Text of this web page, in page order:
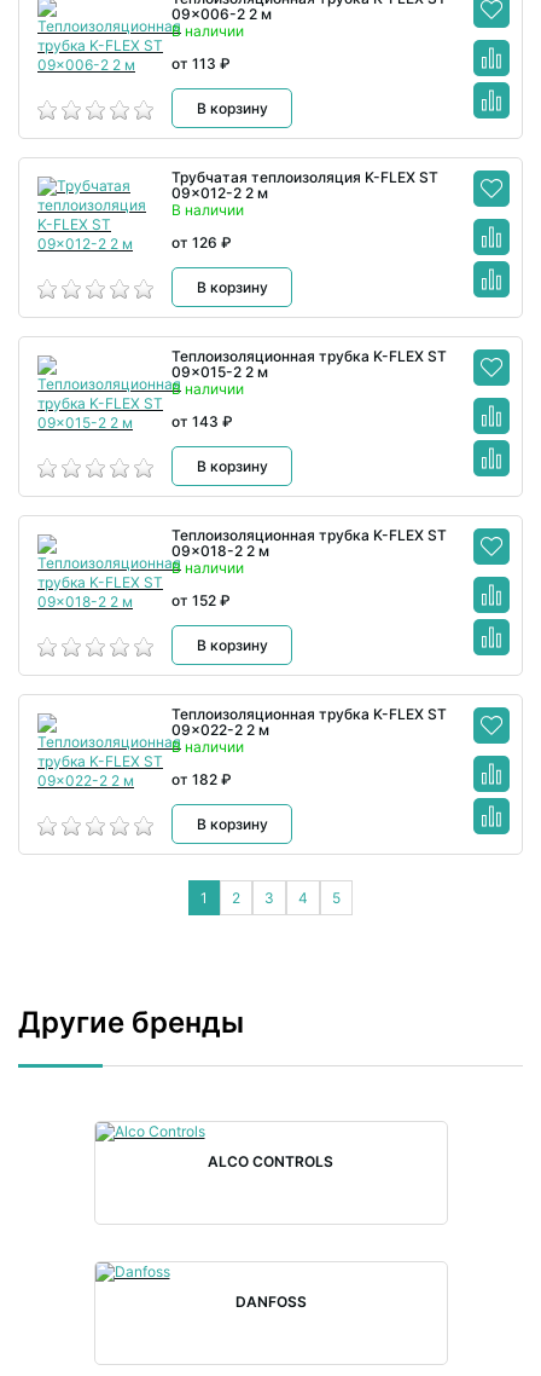
09x006-2 2 м
В наличии
от 113 ₽
В корзину
Трубчатая теплоизоляция K-FLEX ST
09x012-2 2 м
В наличии
от 126 ₽
В корзину
Теплоизоляционная трубка K-FLEX ST
09x015-2 2 м
В наличии
от 143 ₽
В корзину
Теплоизоляционная трубка K-FLEX ST
09x018-2 2 м
В наличии
от 152 ₽
В корзину
Теплоизоляционная трубка K-FLEX ST
09x022-2 2 м
В наличии
от 182 ₽
В корзину
1 2 3 4 5
Другие бренды
ALCO CONTROLS
DANFOSS